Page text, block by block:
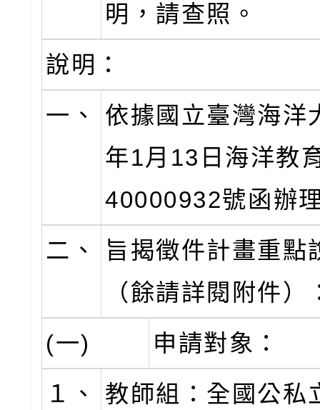
明，請查照。
說明：
一、
依據國立臺灣海洋
年1月13日海洋教
40000932號函辦
二、
旨揭徵件計畫重點
（餘請詳閱附件）
(一)
申請對象：
１、
教師組：全國公私